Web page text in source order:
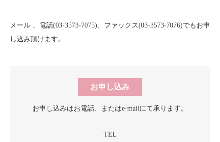
メール 、電話(03-3573-7075)、ファックス(03-3573-7076)でもお申
し込み頂けます。
お申し込み
お申し込みはお電話、 またはe-mailにて承ります。
TEL